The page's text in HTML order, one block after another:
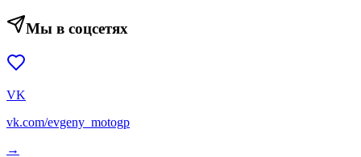
Мы в соцсетях
VK
vk.com/evgeny_motogp
→